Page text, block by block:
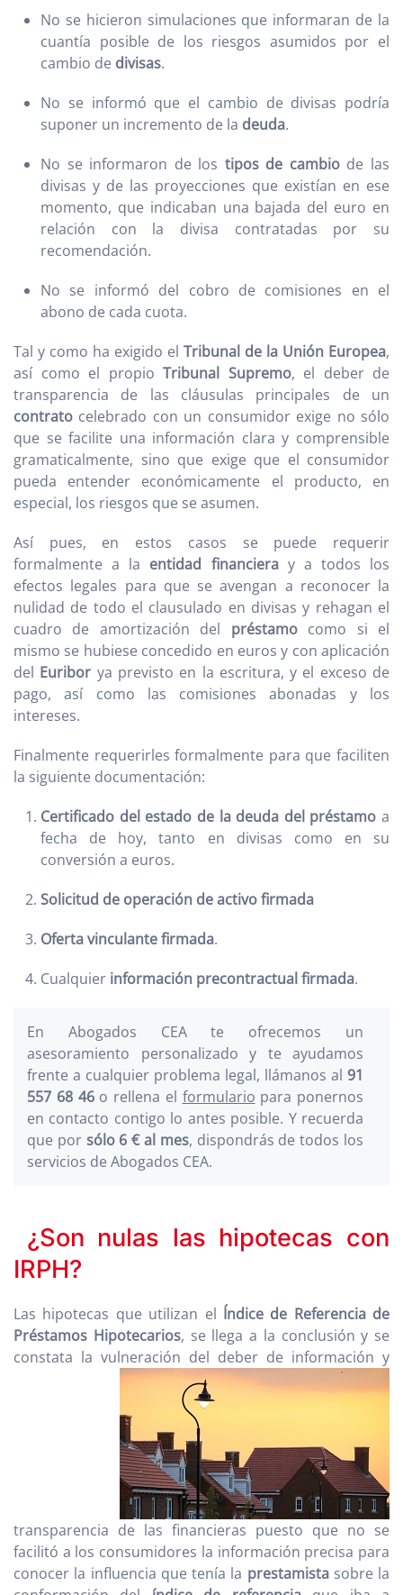
No se hicieron simulaciones que informaran de la
cuantía posible de los riesgos asumidos por el
cambio de divisas.
No se informó que el cambio de divisas podría
suponer un incremento de la deuda.
No se informaron de los tipos de cambiode las
divisas y de las proyecciones que existían en ese
momento, que indicaban una bajada del euro en
relación con la divisa contratadas por su
recomendación.
No se informó del cobro de comisiones en el
abono de cada cuota.
Tal y como ha exigido el Tribunal de la Unión Europea,
así como el propio Tribunal Supremo, el deber de
transparencia de las cláusulas principales de un
contrato celebrado con un consumidor exige no sólo
que se facilite una información clara y comprensible
gramaticalmente, sino que exige que el consumidor
pueda entender económicamente el producto, en
especial, los riesgos que se asumen.
Así pues, en estos casos se puede requerir
formalmente a la entidad financieray a todos los
efectos legales para que se avengan a reconocer la
nulidad de todo el clausulado en divisas y rehagan el
cuadro de amortización del préstamocomo si el
mismo se hubiese concedido en euros y con aplicación
del Euribor ya previsto en la escritura, y el exceso de
pago, así como las comisiones abonadas y los
intereses.
Finalmente requerirles formalmente para que faciliten
la siguiente documentación:
Certificado del estado de la deuda del préstamo a
fecha de hoy, tanto en divisas como en su
conversión a euros.
Solicitud de operación de activo firmada
Oferta vinculante firmada.
Cualquier información precontractual firmada.
En Abogados CEA te ofrecemos un
asesoramiento personalizado y te ayudamos
frente a cualquier problema legal, llámanos al 91
557 68 46o rellena el formulario para ponernos
en contacto contigo lo antes posible. Y recuerda
que porsólo 6 € al mes, dispondrás de todos los
servicios de Abogados CEA.
¿Son nulas las hipotecas con
IRPH?
Las hipotecas que utilizan el Índice de Referencia de
Préstamos Hipotecarios, se llega a la conclusión y se
constata la vulneración del deber de información y
transparencia de las financieras puesto que no se
facilitó a los consumidores la información precisa para
conocer la influencia que tenía la prestamistasobre la